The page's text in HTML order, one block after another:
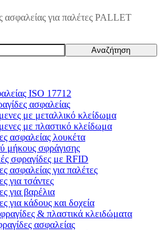
ασφαλείας για παλέτες PALLET
Αναζήτηση
για:
Αναζήτηση
ISO 17712
ασφαλείας
με μεταλλικό κλείδωμα
με πλαστικό κλείδωμα
ασφαλείας λουκέτα
μήκους σφράγισης
σφραγίδες με RFID
ασφαλείας για παλέτες
για τσάντες
για βαρέλια
για κάδους και δοχεία
& πλαστικά κλειδώματα
ασφαλείας